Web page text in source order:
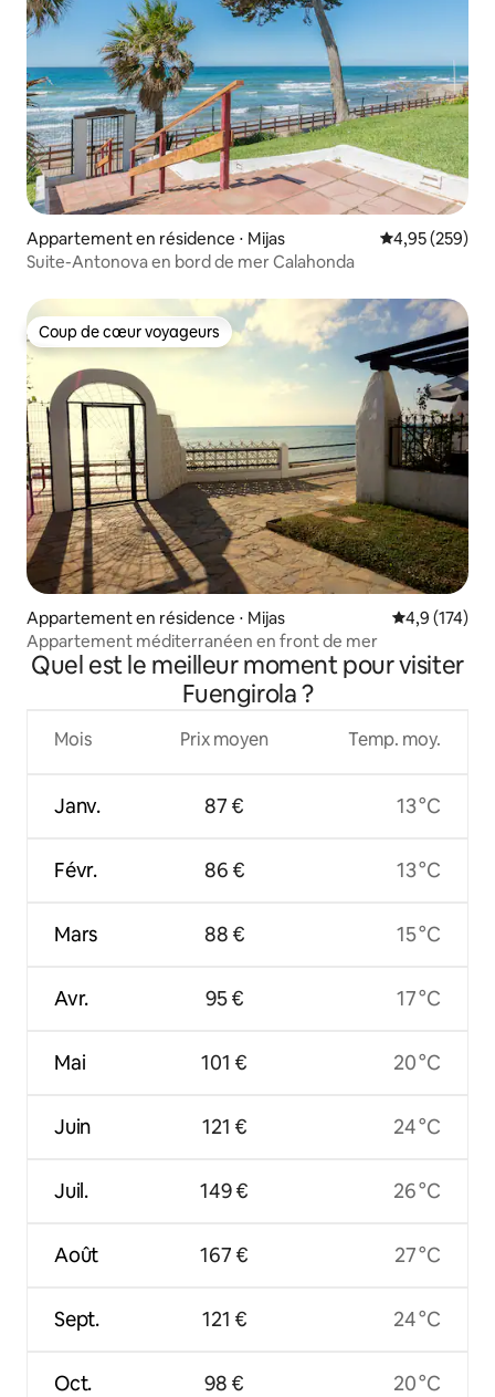
Appartement en résidence ⋅ Mijas Évaluation
4,95 (259)
Suite-Antonova en bord de mer Calahonda
Coup de cœur voyageurs
Coup de cœur voyageurs
Appartement en résidence ⋅ Mijas Évaluation
4,9 (174)
Appartement méditerranéen en front de mer
Quel est le meilleur moment pour visiter
Fuengirola ?
Mois
Janv.
Févr.
Mars
Avr.
Mai
Juin
Juil.
Août
Sept.
Oct.
Prix moyen
87 €
86 €
88 €
95 €
101 €
121 €
149 €
167 €
121 €
98 €
Temp. moy.
13 °C
13 °C
15 °C
17 °C
20 °C
24 °C
26 °C
27 °C
24 °C
20 °C